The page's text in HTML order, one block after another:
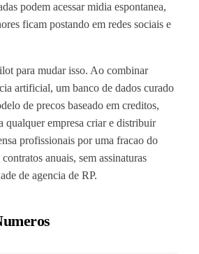
podem acessar midia espontanea,
ficam postando em redes sociais e
para mudar isso. Ao combinar
artificial, um banco de dados curado
de precos baseado em creditos,
qualquer empresa criar e distribuir
profissionais por uma fracao do
anuais, sem assinaturas
de agencia de RP.